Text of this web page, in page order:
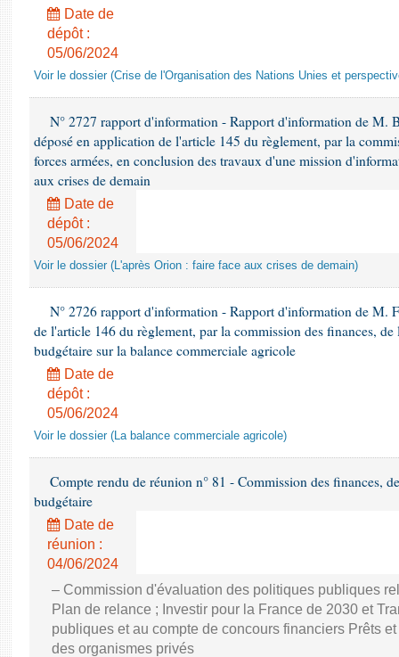
Date de
dépôt :
05/06/2024
Voir le dossier (Crise de l'Organisation des Nations Unies et
N° 2727 rapport d'information - Rapport d'information de M.
déposé en application de l'article 145 du règlement, par la
forces armées, en conclusion des travaux d'une mission
aux crises de demain
Date de
dépôt :
05/06/2024
Voir le dossier (L'après Orion : faire face aux crises de demain)
N° 2726 rapport d'information - Rapport d'information de M.
de l'article 146 du règlement, par la commission des finances,
budgétaire sur la balance commerciale agricole
Date de
dépôt :
05/06/2024
Voir le dossier (La balance commerciale agricole)
Compte rendu de réunion n° 81 - Commission des finances,
budgétaire
Date de
réunion :
04/06/2024
– Commission d'évaluation des politiques publiques
Plan de relance ; Investir pour la France de 2030 et
publiques et au compte de concours financiers Prêts
des organismes privés